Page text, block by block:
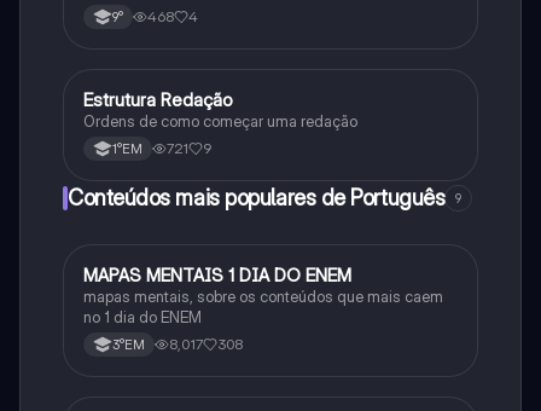
9° 468 4
Português
Estrutura Redação
Ordens de como começar uma redação
1°EM 721 9
Conteúdos mais populares de Português 9
Português
MAPAS MENTAIS 1 DIA DO ENEM
mapas mentais, sobre os conteúdos que mais caem
no 1 dia do ENEM
3°EM 8,017 308